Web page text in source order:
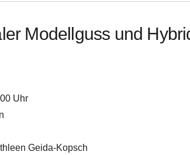
Modellguss und
Uhr
Geida-Kopsch